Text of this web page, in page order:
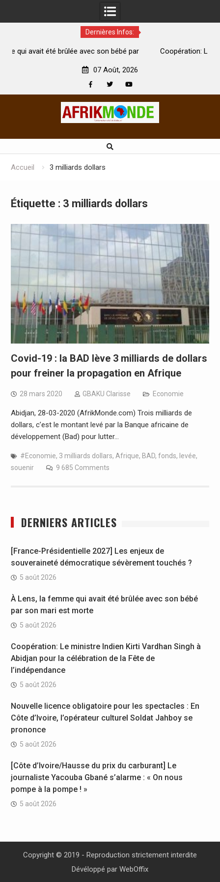
Dernières Infos:
avec son bébé par
Coopération: Le ministre Indien Kirti
07 Août, 2026
Accueil 3 milliards dollars
Étiquette : 3 milliards dollars
Covid-19 : la BAD lève 3 milliards de dollars
pour freiner la propagation en Afrique
28 mars 2020 GBAKU Clarisse Economie
Abidjan, 28-03-2020 (AfrikMonde.com) Trois milliards de
dollars, c’est le montant levé par la Banque africaine de
développement (Bad) pour lutter…
#Economie, 3 milliards dollars, Afrique, BAD, fonds, levée,
souenir
9 685 Comments
DERNIERS ARTICLES
[France-Présidentielle 2027] Les enjeux de
souveraineté démocratique sévèrement touchés ?
5 août 2026
À Lens, la femme qui avait été brûlée avec son bébé
par son mari est morte
5 août 2026
Coopération: Le ministre Indien Kirti Vardhan Singh à
Abidjan pour la célébration de la Fête de
l’indépendance
5 août 2026
Nouvelle licence obligatoire pour les spectacles : En
Côte d’Ivoire, l’opérateur culturel Soldat Jahboy se
prononce
5 août 2026
[Côte d’Ivoire/Hausse du prix du carburant] Le
journaliste Yacouba Gbané s’alarme : « On nous
pompe à la pompe ! »
5 août 2026
Copyright © 2019 - Reproduction strictement interdite
Dévéloppé par WebOffix